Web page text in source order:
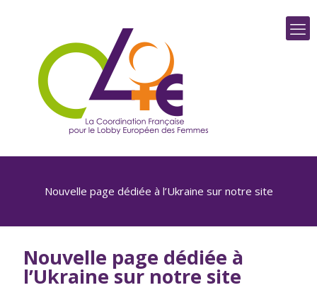
Nouvelle page dédiée à l’Ukraine sur notre site
Nouvelle page dédiée à
l’Ukraine sur notre site